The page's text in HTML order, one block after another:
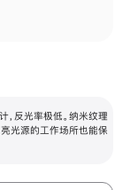
，反光率极低。纳米纹理
光源的工作场所也能保